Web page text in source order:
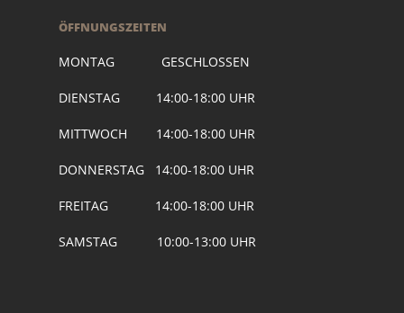
ÖFFNUNGSZEITEN
MONTAG GESCHLOSSEN
DIENSTAG 14:00-18:00 UHR
MITTWOCH 14:00-18:00 UHR
DONNERSTAG 14:00-18:00 UHR
FREITAG 14:00-18:00 UHR
SAMSTAG 10:00-13:00 UHR